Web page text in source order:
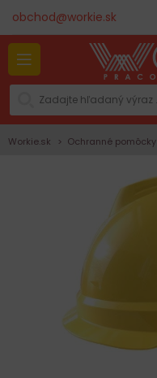
obchod@workie.sk
Workie.sk Ochranné pomôcky